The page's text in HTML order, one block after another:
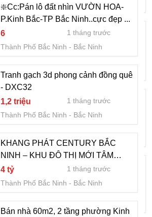
Thành Phố Bắc Ninh
Bắc Ninh
Cần bán lô đất phố môn tự - nam sơn -
bắc ninh
Liên hệ
2 tháng trước
Thành Phố Bắc Ninh
Bắc Ninh
Bán lô bt4 đại dương - đai phúc
Liên hệ
2 tháng trước
Thành Phố Bắc Ninh
Bắc Ninh
Chính chủ bán cc vin 2 ngủ giá tốt
Liên hệ
2 tháng trước
Thành Phố Bắc Ninh
Bắc Ninh
❇️Cc:Pán lô đất nhìn VƯỜN HOA-
P.Kinh Bắc-TP Bắc Ninh..cực đẹp ...
6
1 tháng trước
Thành Phố Bắc Ninh
Bắc Ninh
Tranh gạch 3d phong cảnh đồng quê
- DXC32
1,2 triệu
1 tháng trước
Thành Phố Bắc Ninh
Bắc Ninh
KHANG PHÁT CENTURY BẮC
NINH – KHU ĐÔ THỊ MỚI TÂM
ĐIỂM CÔNG NGHIỆP PHÍA BẮC
4 tỷ
1 tháng trước
Thành Phố Bắc Ninh
Bắc Ninh
Bán nhà 60m2, 2 tầng phường Kinh